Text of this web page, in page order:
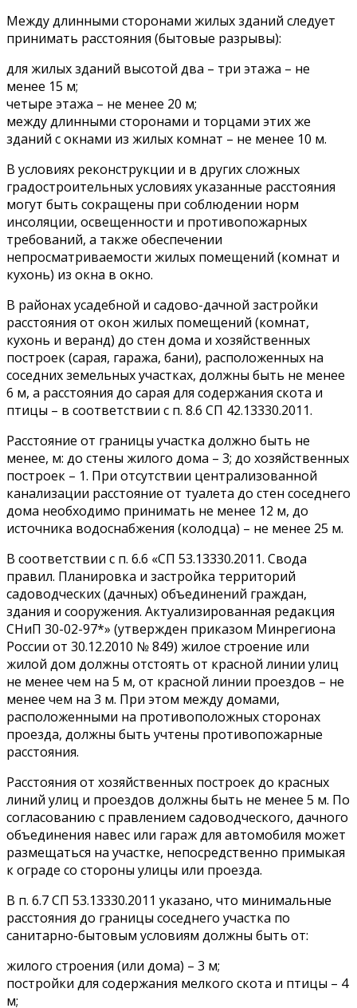
Между длинными сторонами жилых зданий следует
принимать расстояния (бытовые разрывы):
для жилых зданий высотой два – три этажа – не
менее 15 м;
четыре этажа – не менее 20 м;
между длинными сторонами и торцами этих же
зданий с окнами из жилых комнат – не менее 10 м.
В условиях реконструкции и в других сложных
градостроительных условиях указанные расстояния
могут быть сокращены при соблюдении норм
инсоляции, освещенности и противопожарных
требований, а также обеспечении
непросматриваемости жилых помещений (комнат и
кухонь) из окна в окно.
В районах усадебной и садово-дачной застройки
расстояния от окон жилых помещений (комнат,
кухонь и веранд) до стен дома и хозяйственных
построек (сарая, гаража, бани), расположенных на
соседних земельных участках, должны быть не менее
6 м, а расстояния до сарая для содержания скота и
птицы – в соответствии с п. 8.6 СП 42.13330.2011.
Расстояние от границы участка должно быть не
менее, м: до стены жилого дома – 3; до хозяйственных
построек – 1. При отсутствии централизованной
канализации расстояние от туалета до стен соседнего
дома необходимо принимать не менее 12 м, до
источника водоснабжения (колодца) – не менее 25 м.
В соответствии с п. 6.6 «СП 53.13330.2011. Свода
правил. Планировка и застройка территорий
садоводческих (дачных) объединений граждан,
здания и сооружения. Актуализированная редакция
СНиП 30-02-97*» (утвержден приказом Минрегиона
России от 30.12.2010 № 849) жилое строение или
жилой дом должны отстоять от красной линии улиц
не менее чем на 5 м, от красной линии проездов – не
менее чем на 3 м. При этом между домами,
расположенными на противоположных сторонах
проезда, должны быть учтены противопожарные
расстояния.
Расстояния от хозяйственных построек до красных
линий улиц и проездов должны быть не менее 5 м. По
согласованию с правлением садоводческого, дачного
объединения навес или гараж для автомобиля может
размещаться на участке, непосредственно примыкая
к ограде со стороны улицы или проезда.
В п. 6.7 СП 53.13330.2011 указано, что минимальные
расстояния до границы соседнего участка по
санитарно-бытовым условиям должны быть от:
жилого строения (или дома) – 3 м;
постройки для содержания мелкого скота и птицы – 4
м;